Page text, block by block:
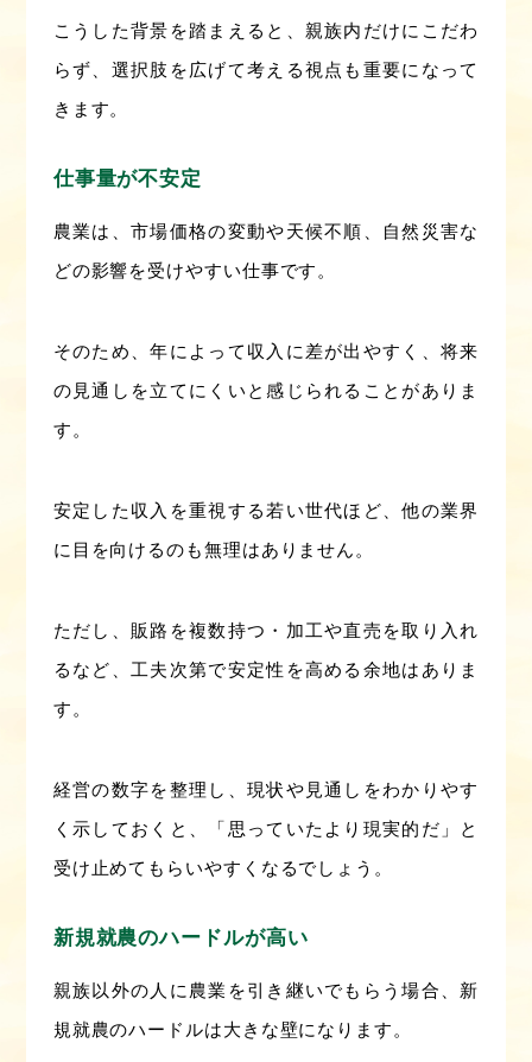
こうした背景を踏まえると、親族内だけにこだわ
らず、選択肢を広げて考える視点も重要になって
きます。
仕事量が不安定
農業は、市場価格の変動や天候不順、自然災害な
どの影響を受けやすい仕事です。
そのため、年によって収入に差が出やすく、将来
の見通しを立てにくいと感じられることがありま
す。
安定した収入を重視する若い世代ほど、他の業界
に目を向けるのも無理はありません。
ただし、販路を複数持つ・加工や直売を取り入れ
るなど、工夫次第で安定性を高める余地はありま
す。
経営の数字を整理し、現状や見通しをわかりやす
く示しておくと、「思っていたより現実的だ」と
受け止めてもらいやすくなるでしょう。
新規就農のハードルが高い
親族以外の人に農業を引き継いでもらう場合、新
規就農のハードルは大きな壁になります。